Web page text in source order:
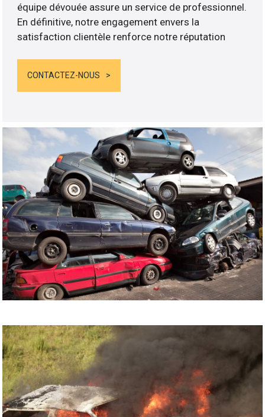
équipe dévouée assure un service de professionnel.
En définitive, notre engagement envers la
satisfaction clientèle renforce notre réputation
CONTACTEZ-NOUS